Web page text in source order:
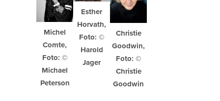
Michel
Comte,
Foto: ©
Michael
Peterson
Esther
Horvath,
Foto: ©
Harold
Jager
Christie
Goodwin,
Foto: ©
Christie
Goodwin